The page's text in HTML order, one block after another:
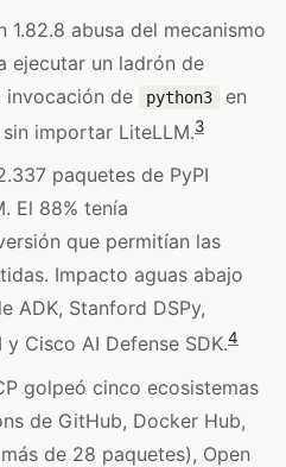
1.82.8 abusa del mecanismo
ejecutar un ladrón de
invocación de
python3
en
importar LiteLLM.3
paquetes de PyPI
El 88% tenía
que permitían las
Impacto aguas abajo
ADK, Stanford DSPy,
Cisco AI Defense SDK.4
golpeó cinco ecosistemas
de GitHub, Docker Hub,
de 28 paquetes), Open